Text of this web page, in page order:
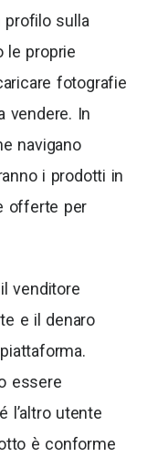
profilo sulla
le proprie
fotografie
vendere. In
navigano
i prodotti in
offerte per
venditore
e il denaro
essere
l’altro utente
è conforme